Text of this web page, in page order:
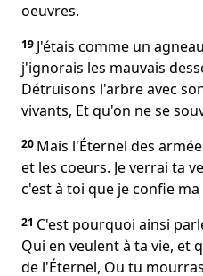
oeuvres.
19 J'étais comme un
j'ignorais les mauvais
Détruisons l'arbre avec
vivants, Et qu'on ne se
20 Mais l'Éternel des
et les coeurs. Je verrai ta
c'est à toi que je confie ma
21 C'est pourquoi ainsi
Qui en veulent à ta vie, et
de l'Éternel, Ou tu